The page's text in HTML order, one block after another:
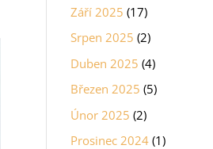
Září 2025 (17)
Srpen 2025 (2)
Duben 2025 (4)
Březen 2025 (5)
Únor 2025 (2)
Prosinec 2024 (1)